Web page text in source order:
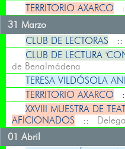
TERRITORIO AXARCO
31 Marzo
CLUB DE LECTORAS ::
CLUB DE LECTURA
de Benalmádena
TERESA VILDÓSOLA
TERRITORIO AXARCO
XXVIII MUESTRA DE
AFICIONADOS ::
01 Abril